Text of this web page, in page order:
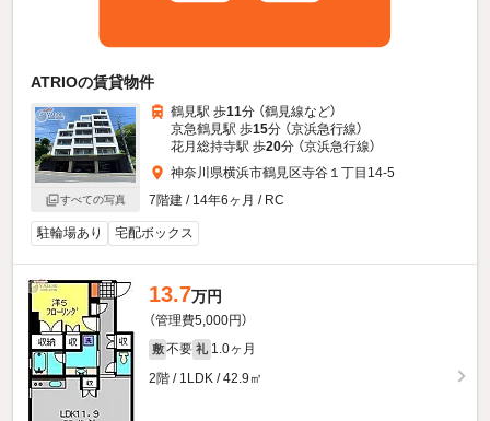
ATRIOの賃貸物件
すべての写真
鶴見駅 歩11分 （鶴見線など）
京急鶴見駅 歩15分 （京浜急行線）
花月総持寺駅 歩20分 （京浜急行線）
神奈川県横浜市鶴見区寺谷１丁目14-5
7階建 / 14年6ヶ月 / RC
駐輪場あり 宅配ボックス
13.7万円
（管理費5,000円）
敷 不要 礼 1.0ヶ月
2階 / 1LDK / 42.9㎡